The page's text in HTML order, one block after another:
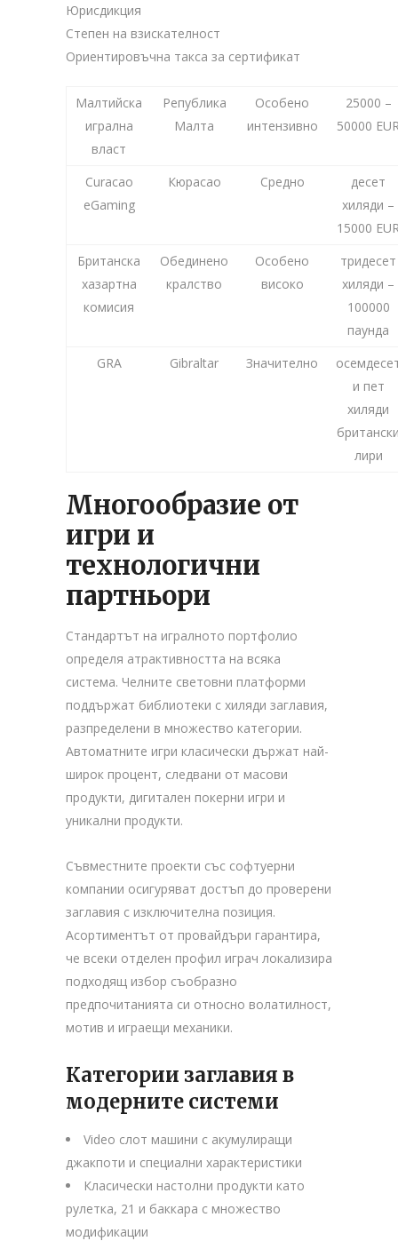
Юрисдикция
Степен на взискателност
Ориентировъчна такса за сертификат
Малтийска
игрална
власт
Република
Малта
Особено
интензивно
25000 –
50000
Curacao
eGaming
Кюрасао Средно
десет
хиляди –
15000
Британска
хазартна
комисия
Обединено
кралство
Особено
високо
тридесет
хиляди –
100000
паунда
GRA
Gibraltar Значително
и пет
хиляди
лири
Многообразие от
игри и
технологични
партньори
Стандартът на игралното портфолио
определя атрактивността на всяка
система. Челните световни платформи
поддържат библиотеки с хиляди заглавия,
разпределени в множество категории.
Автоматните игри класически държат най-
широк процент, следвани от масови
продукти, дигитален покерни игри и
уникални продукти.
Съвместните проекти със софтуерни
компании осигуряват достъп до проверени
заглавия с изключителна позиция.
Асортиментът от провайдъри гарантира,
че всеки отделен профил играч локализира
подходящ избор съобразно
предпочитанията си относно волатилност,
мотив и играещи механики.
Категории заглавия в
модерните системи
Video слот машини с акумулиращи
джакпоти и специални характеристики
Класически настолни продукти като
рулетка, 21 и баккара с множество
модификации